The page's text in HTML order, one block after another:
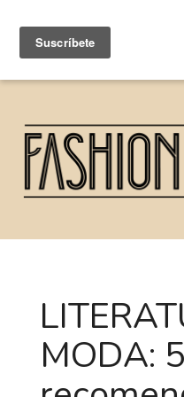
MODA: 5